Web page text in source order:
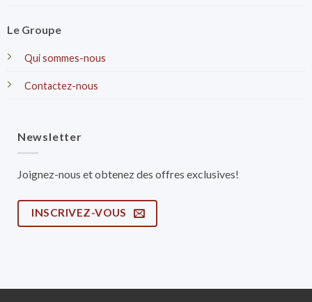
Le Groupe
Qui sommes-nous
Contactez-nous
Newsletter
Joignez-nous et obtenez des offres exclusives!
INSCRIVEZ-VOUS